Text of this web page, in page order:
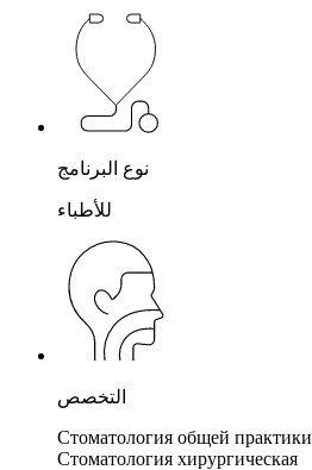
نوع البرنامج
للأطباء
التخصص
Стоматология общей практики
Стоматология хирургическая